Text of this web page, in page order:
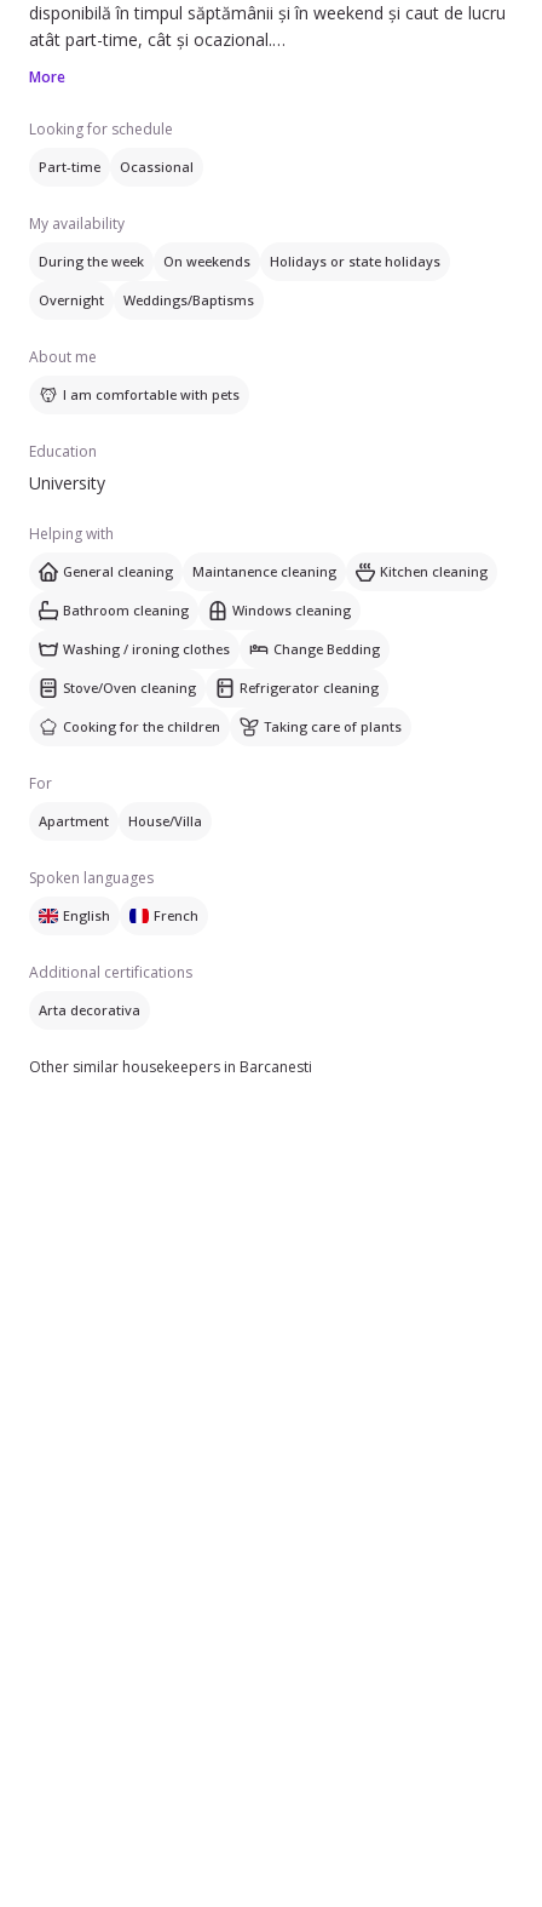
disponibilă în timpul săptămânii și în weekend și caut de lucru
atât part-time, cât și ocazional.
așternuturilor, curățarea aragazului și cuptorului, curățarea
frigiderului, prepararea mâncării și îngrijirea plantelor. Am
experiență de 20 de ani în acest domeniu.
Îți pot oferi servicii de curățenie generală, curățenie de
întreținere, curățenie în bucătărie, curățenie în baie și
case sau vile.
Vorbesesc engleză și franceză. Dacă ai nevoie de un ajutor
de încredere pentru îngrijirea casei tale, nu ezita să mă
More
Looking for schedule
Part-time Ocassional
My availability
During the week On weekends Holidays or state holidays
Overnight Weddings/Baptisms
About me
I am comfortable with pets
Education
University
Helping with
General cleaning Maintanence cleaning Kitchen cleaning
Bathroom cleaning Windows cleaning
Washing / ironing clothes Change Bedding
Stove/Oven cleaning Refrigerator cleaning
Cooking for the children Taking care of plants
For
Apartment House/Villa
Spoken languages
English French
Additional certifications
Arta decorativa
Other similar housekeepers in Barcanesti